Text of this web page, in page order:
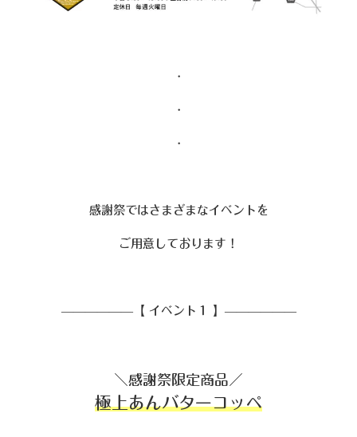
・
・
・
感謝祭ではさまざまなイベントを
ご用意しております！
——————【 イベント１ 】——————
＼感謝祭限定商品／
極上あんバターコッペ